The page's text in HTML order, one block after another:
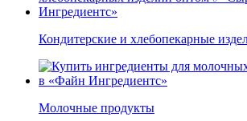
Кондитерские и хлебопекарные
Молочные продукты